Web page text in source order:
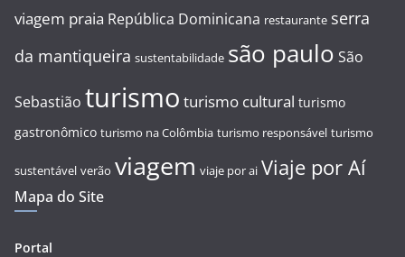
viagem praia República Dominicana restaurante serra
da mantiqueira sustentabilidade são paulo São
Sebastião turismo turismo cultural turismo
gastronômico turismo na Colômbia turismo responsável turismo
sustentável verão viagem viaje por ai Viaje por Aí
Mapa do Site
Portal